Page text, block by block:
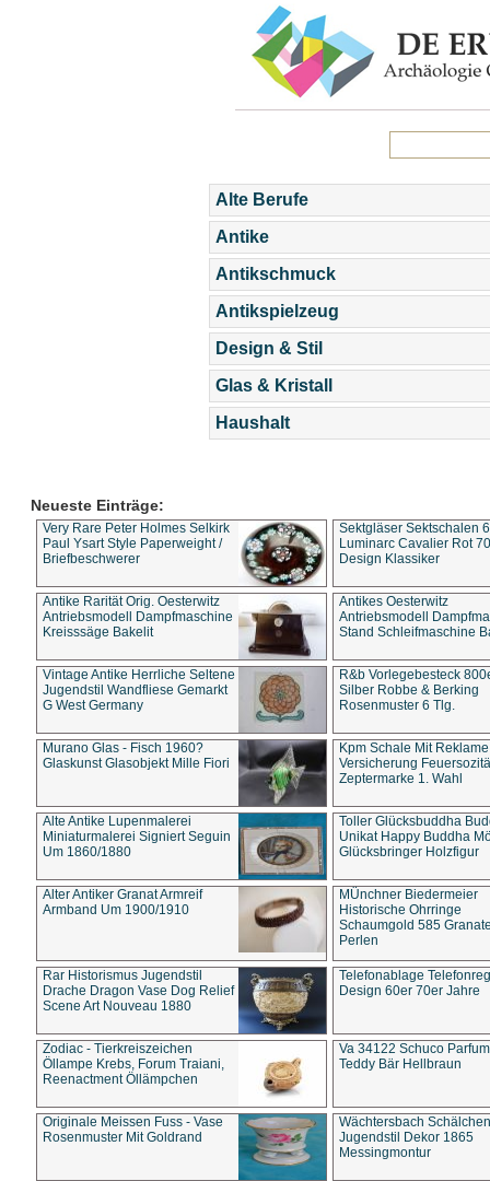
Alte Berufe
Antike
Antikschmuck
Antikspielzeug
Design & Stil
Glas & Kristall
Haushalt
Neueste Einträge:
Very Rare Peter Holmes Selkirk
Paul Ysart Style Paperweight /
Briefbeschwerer
Sektgläser Sektschalen
Luminarc Cavalier Rot
Design Klassiker
Antike Rarität Orig. Oesterwitz
Antriebsmodell Dampfmaschine
Kreisssäge Bakelit
Antikes Oesterwitz
Antriebsmodell
Stand Schleifmaschine
Vintage Antike Herrliche Seltene
Jugendstil Wandfliese Gemarkt
G West Germany
R&b Vorlegebesteck
Silber Robbe & Berking
Rosenmuster 6 Tlg.
Murano Glas - Fisch 1960?
Glaskunst Glasobjekt Mille Fiori
Kpm Schale Mit Reklame
Versicherung
Zeptermarke 1. Wahl
Alte Antike Lupenmalerei
Miniaturmalerei Signiert Seguin
Um 1860/1880
Toller Glücksbuddha
Unikat Happy Buddha
Glücksbringer Holzfigur
Alter Antiker Granat Armreif
Armband Um 1900/1910
MÜnchner Biedermeier
Historische Ohrringe
Schaumgold 585
Perlen
Rar Historismus Jugendstil
Drache Dragon Vase Dog Relief
Scene Art Nouveau 1880
Telefonablage
Design 60er 70er Jahre
Zodiac - Tierkreiszeichen
Öllampe Krebs, Forum Traiani,
Reenactment Öllämpchen
Va 34122 Schuco
Teddy Bär Hellbraun
Originale Meissen Fuss - Vase
Rosenmuster Mit Goldrand
Wächtersbach Schälchen
Jugendstil Dekor 1865
Messingmontur